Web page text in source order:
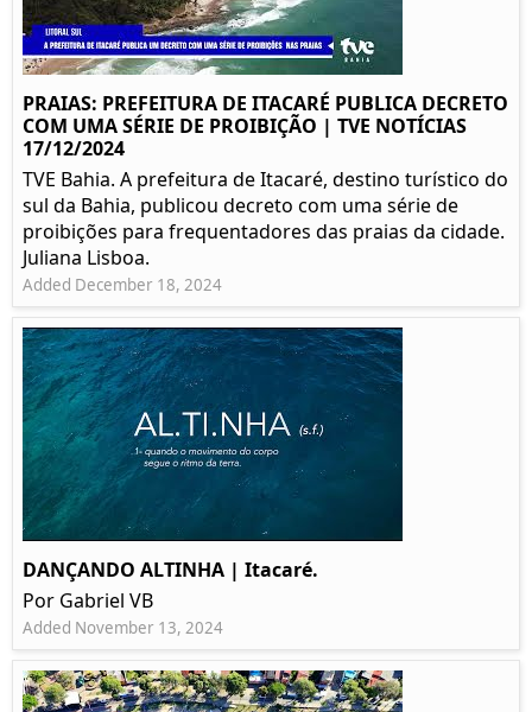
PRAIAS: PREFEITURA DE ITACARÉ PUBLICA DECRETO
COM UMA SÉRIE DE PROIBIÇÃO | TVE NOTÍCIAS
17/12/2024
TVE Bahia. A prefeitura de Itacaré, destino turístico do
sul da Bahia, publicou decreto com uma série de
proibições para frequentadores das praias da cidade.
Juliana Lisboa.
Added December 18, 2024
DANÇANDO ALTINHA | Itacaré.
Por Gabriel VB
Added November 13, 2024